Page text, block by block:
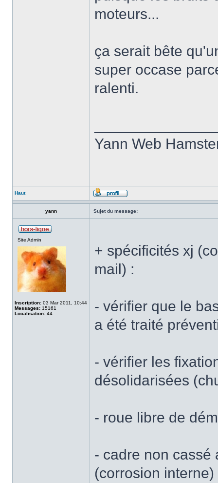
moteurs...
ça serait bête
super occase
ralenti.
Yann Web
Haut
yann Sujet du message:
Site Admin
Inscription: 03 Mar 2011, 10:44
Messages: 15161
Localisation: 44
+ spécificités xj
mail) :
- vérifier que le
a été traité
- vérifier les
désolidarisées
- roue libre de
- cadre non cassé
(corrosion